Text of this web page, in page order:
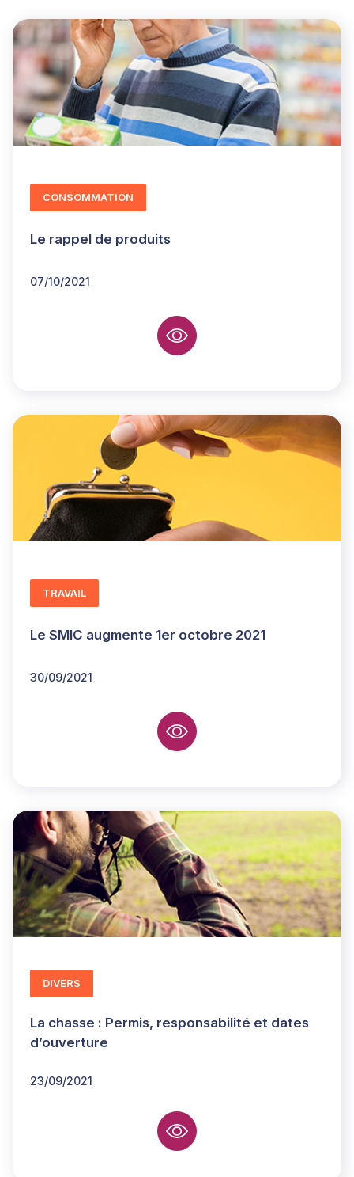
Le rappel de produits
07/10/2021
CONSOMMATION
Le SMIC augmente 1er octobre 2021
30/09/2021
TRAVAIL
La chasse : Permis, responsabilité et dates
d’ouverture
23/09/2021
DIVERS